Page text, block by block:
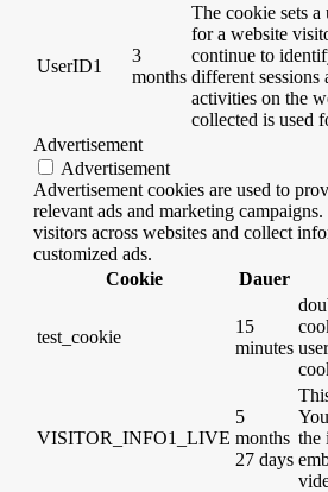
UserID1
3
months
The cookie sets
for a website
continue to
different sessions
activities on the
collected is used
Advertisement
Advertisement
Advertisement cookies are used to
relevant ads and marketing
visitors across websites and collect
customized ads.
Cookie
Dauer
test_cookie
15
minutes
VISITOR_INFO1_LIVE
5
months
27 days
the